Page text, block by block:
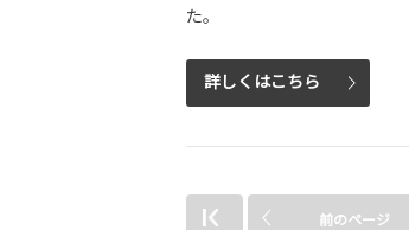
た。
詳しくはこちら
前のページ